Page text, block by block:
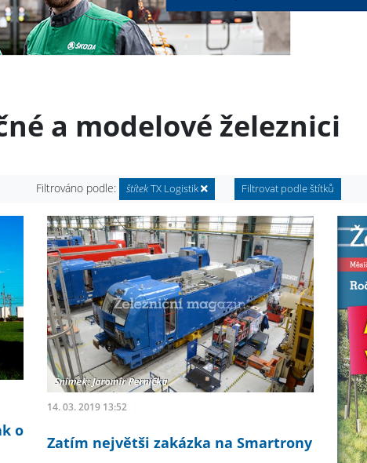
a modelové železnici
Filtrováno podle:
štítekTX Logistik Filtrovat podle štítků
o
14. 03. 2019 13:52
Zatím největši zakázka na Smartrony